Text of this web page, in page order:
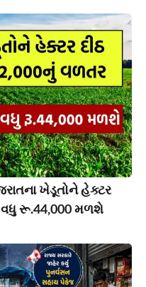
ખેડૂતોને હેક્ટર
વધુ રૂ.44,000 મળશે